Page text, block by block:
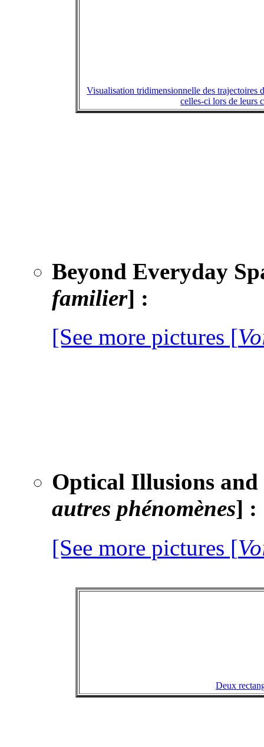
Visualisation tridimensionnelle des trajectoires
celles-ci lors de leurs
Beyond Everyday
familier] :
[See more pictures [
Optical Illusions and
autres phénomènes] :
[See more pictures [
Deux